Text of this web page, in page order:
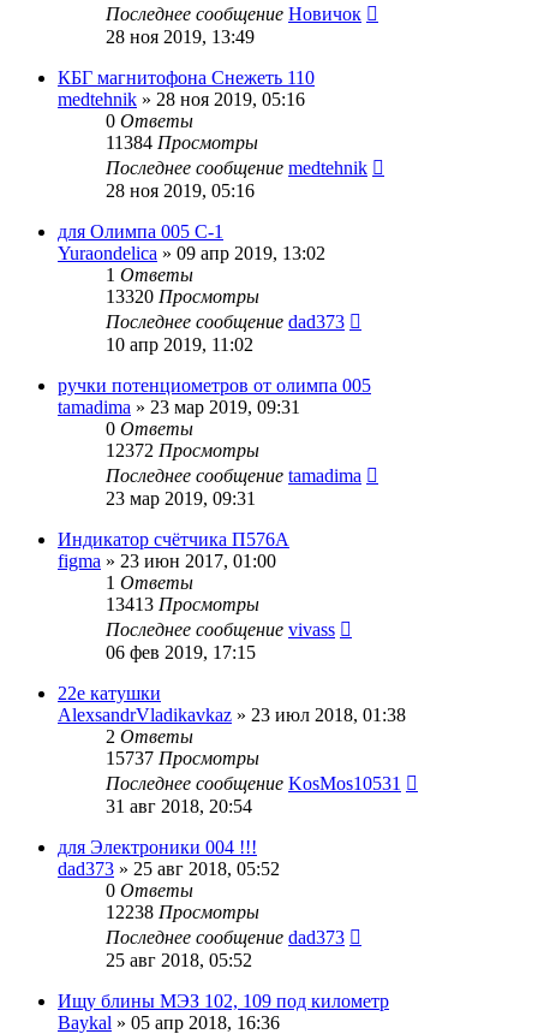
Последнее сообщение Новичок
28 ноя 2019, 13:49
КБГ магнитофона Снежеть 110
medtehnik » 28 ноя 2019, 05:16
0 Ответы
11384 Просмотры
Последнее сообщение medtehnik
28 ноя 2019, 05:16
для Олимпа 005 С-1
Yuraondelica » 09 апр 2019, 13:02
1 Ответы
13320 Просмотры
Последнее сообщение dad373
10 апр 2019, 11:02
ручки потенциометров от олимпа 005
tamadima » 23 мар 2019, 09:31
0 Ответы
12372 Просмотры
Последнее сообщение tamadima
23 мар 2019, 09:31
Индикатор счётчика П576А
figma » 23 июн 2017, 01:00
1 Ответы
13413 Просмотры
Последнее сообщение vivass
06 фев 2019, 17:15
22e катушки
AlexsandrVladikavkaz » 23 июл 2018, 01:38
2 Ответы
15737 Просмотры
Последнее сообщение KosMos10531
31 авг 2018, 20:54
для Электроники 004 !!!
dad373 » 25 авг 2018, 05:52
0 Ответы
12238 Просмотры
Последнее сообщение dad373
25 авг 2018, 05:52
Ищу блины МЭЗ 102, 109 под километр
Baykal » 05 апр 2018, 16:36